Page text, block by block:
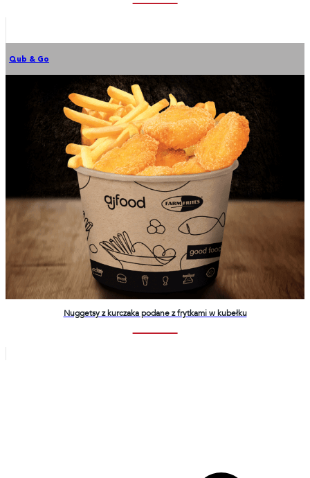
Qub & Go
Nuggetsy z kurczaka podane z frytkami w kubełku